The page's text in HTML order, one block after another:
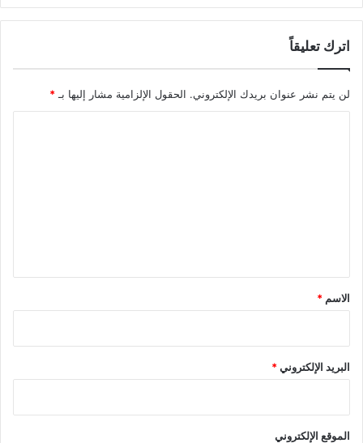
اترك تعليقاً
لن يتم نشر عنوان بريدك الإلكتروني. الحقول الإلزامية مشار إليها بـ *
*
الاسم *
البريد الإلكتروني*
الموقع الإلكتروني